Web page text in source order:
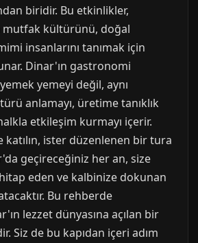
biridir. Bu etkinlikler,
mutfak kültürünü, doğal
insanlarını tanımak için
Dinar'ın gastronomi
yemeyi değil, aynı
anlamayı, üretime tanıklık
etkileşim kurmayı içerir.
ister düzenlenen bir tura
geçireceğiniz her an, size
eden ve kalbinize dokunan
Bu rehberde
lezzet dünyasına açılan bir
Siz de bu kapıdan içeri adım